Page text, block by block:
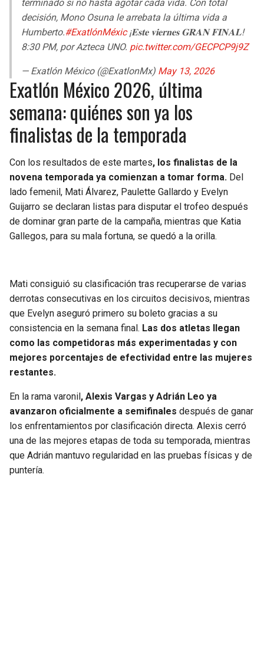
terminado si no hasta agotar cada vida. Con total
decisión, Mono Osuna le arrebata la última vida a
Humberto.#ExatlónMéxic¡𝐄𝐬𝐭𝐞 𝐯𝐢𝐞𝐫𝐧𝐞𝐬 𝐆𝐑𝐀𝐍 𝐅𝐈𝐍𝐀𝐋!
8:30 PM, por Azteca UNO. pic.twitter.com/GECPCP9j9Z
— Exatlón México (@ExatlonMx) May 13, 2026
Exatlón México 2026, última
semana: quiénes son ya los
finalistas de la temporada
Con los resultados de este martes, los finalistas de la
novena temporada ya comienzan a tomar forma. Del
lado femenil, Mati Álvarez, Paulette Gallardo y Evelyn
Guijarro se declaran listas para disputar el trofeo después
de dominar gran parte de la campaña, mientras que Katia
Gallegos, para su mala fortuna, se quedó a la orilla.
Mati consiguió su clasificación tras recuperarse de varias
derrotas consecutivas en los circuitos decisivos, mientras
que Evelyn aseguró primero su boleto gracias a su
consistencia en la semana final. Las dos atletas llegan
como las competidoras más experimentadas y con
mejores porcentajes de efectividad entre las mujeres
restantes.
En la rama varonil , Alexis Vargas y Adrián Leo ya
avanzaron oficialmente a semifinales después de ganar
los enfrentamientos por clasificación directa. Alexis cerró
una de las mejores etapas de toda su temporada, mientras
que Adrián mantuvo regularidad en las pruebas físicas y de
puntería.